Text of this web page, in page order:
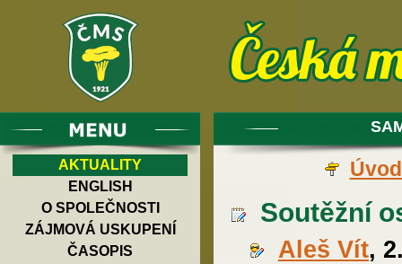
AKTUALITY
ENGLISH
O SPOLEČNOSTI
ZÁJMOVÁ USKUPENÍ
ČASOPIS
Soutěžní
Aleš Vít,